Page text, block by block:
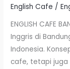
English Cafe /
ENGLISH CAFE
Inggris di
Indonesia.
cafe, tetapi